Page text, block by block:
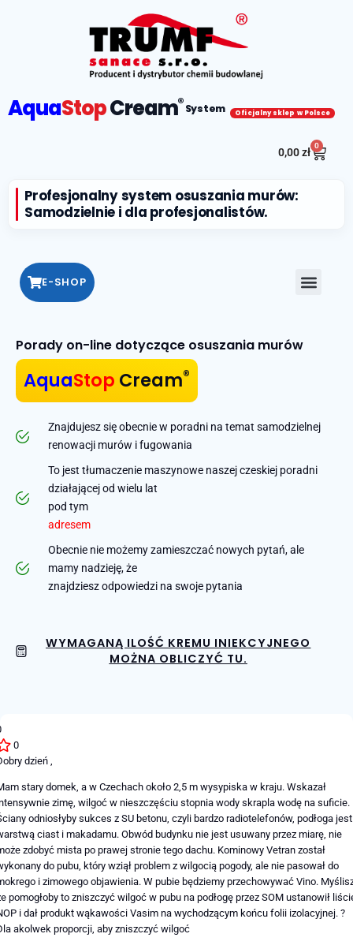
AquaStopCream®System Oficjalny sklep w Polsce
0,00zł
0
Profesjonalny system osuszania murów:
Samodzielnie i dla profesjonalistów.
E-SHOP
Porady on-line dotyczące osuszania murów
AquaStop Cream®
Znajdujesz się obecnie w poradni na temat samodzielnej
renowacji murów i fugowania
To jest tłumaczenie maszynowe naszej czeskiej poradni
działającej od wielu lat
pod tym
adresem
Obecnie nie możemy zamieszczać nowych pytań, ale
mamy nadzieję, że
znajdziesz odpowiedzi na swoje pytania
WYMAGANĄ ILOŚĆ KREMU INIEKCYJNEGO
MOŻNA OBLICZYĆ TU.
0
dzień ,
stary domek, a w Czechach około 2,5 m wysypiska w kraju. Wskazał
zimę, wilgoć w nieszczęściu stopnia wody skrapla wodę na suficie.
odniosłyby sukces z SU betonu, czyli bardzo radiotelefonów, podłoga jest
ciast i makadamu. Obwód budynku nie jest usuwany przez miarę, nie
zdobyć mista po prawej stronie tego dachu. Kominowy Vetran został
do pubu, który wziął problem z wilgocią pogody, ale nie pasował do
i zimowego objawienia. W pubie będziemy przechowywać Vino.
pomogłoby to zniszczyć wilgoć w pubu na podłogę przez SOM ustanowił
i dał produkt wąkawości Vasim na wychodzącym końcu folii izolacyjnej. ?
akolwek proporcji, aby zniszczyć wilgoć